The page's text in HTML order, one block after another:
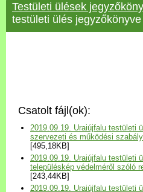
Uraiújfalu
Választási információk
Versenyképes Járások
Program
Testületi ülések
testületi ülés jegyzőkönyve
Csatolt fájl(ok):
2019.09.19. Uraiújfalu testületi
szervezeti és működési
[495,18KB]
2019.09.19. Uraiújfalu testületi
településkép védelméről szóló
[243,44KB]
2019.09.19. Uraiújfalu testületi